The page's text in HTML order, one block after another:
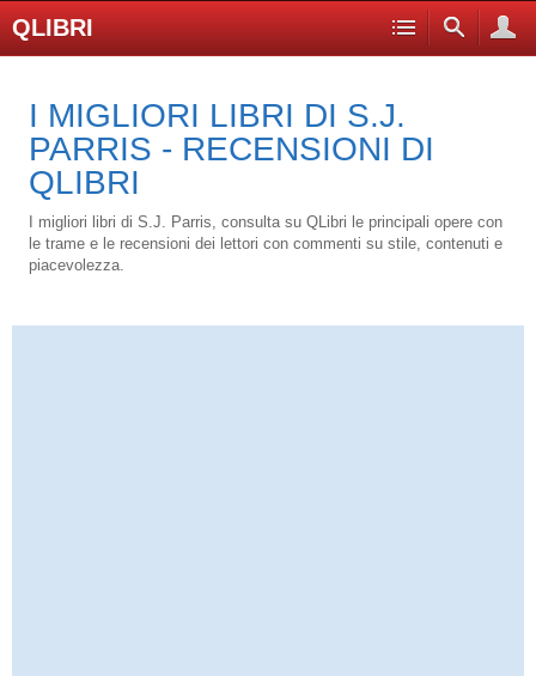
QLIBRI
I MIGLIORI LIBRI DI S.J.
PARRIS - RECENSIONI DI
QLIBRI
I migliori libri di S.J. Parris, consulta su QLibri le principali opere con
le trame e le recensioni dei lettori con commenti su stile, contenuti e
piacevolezza.